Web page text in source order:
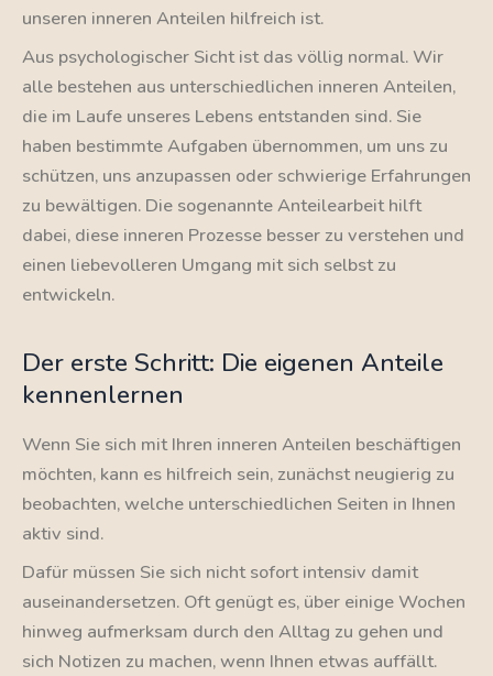
unseren inneren Anteilen hilfreich ist.
Aus psychologischer Sicht ist das völlig normal. Wir
alle bestehen aus unterschiedlichen inneren Anteilen,
die im Laufe unseres Lebens entstanden sind. Sie
haben bestimmte Aufgaben übernommen, um uns zu
schützen, uns anzupassen oder schwierige Erfahrungen
zu bewältigen. Die sogenannte Anteilearbeit hilft
dabei, diese inneren Prozesse besser zu verstehen und
einen liebevolleren Umgang mit sich selbst zu
entwickeln.
Der erste Schritt: Die eigenen Anteile
kennenlernen
Wenn Sie sich mit Ihren inneren Anteilen beschäftigen
möchten, kann es hilfreich sein, zunächst neugierig zu
beobachten, welche unterschiedlichen Seiten in Ihnen
aktiv sind.
Dafür müssen Sie sich nicht sofort intensiv damit
auseinandersetzen. Oft genügt es, über einige Wochen
hinweg aufmerksam durch den Alltag zu gehen und
sich Notizen zu machen, wenn Ihnen etwas auffällt.